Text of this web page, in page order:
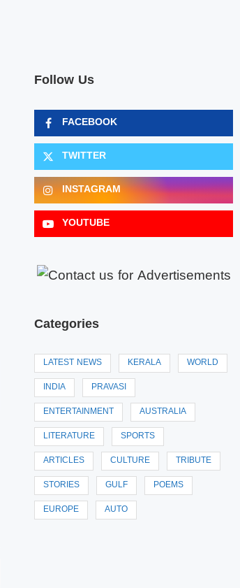
Follow Us
FACEBOOK
TWITTER
INSTAGRAM
YOUTUBE
Categories
LATEST NEWS KERALA WORLD
INDIA PRAVASI
ENTERTAINMENT AUSTRALIA
LITERATURE SPORTS
ARTICLES CULTURE TRIBUTE
STORIES GULF POEMS
EUROPE AUTO